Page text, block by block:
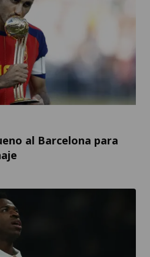
al Barcelona para